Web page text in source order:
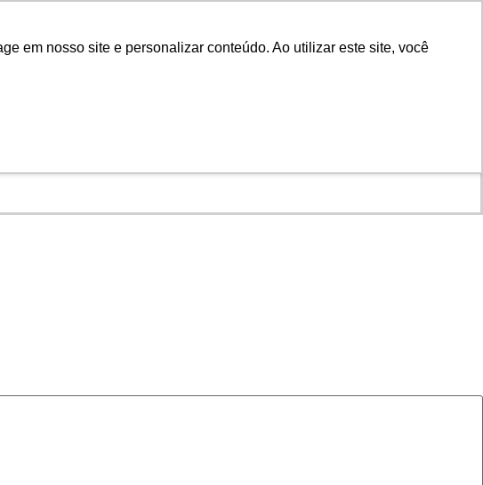
em nosso site e personalizar conteúdo. Ao utilizar este site, você
365 Ouvidoria